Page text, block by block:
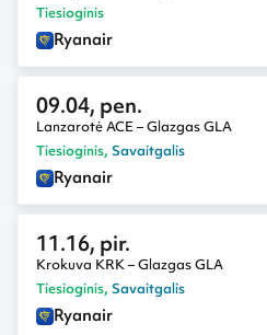
Tiesioginis
Ryanair
09.04, pen.
Lanzarotė ACE – Glazgas GLA
Tiesioginis, Savaitgalis
Ryanair
11.16, pir.
Krokuva KRK – Glazgas GLA
Tiesioginis, Savaitgalis
Ryanair